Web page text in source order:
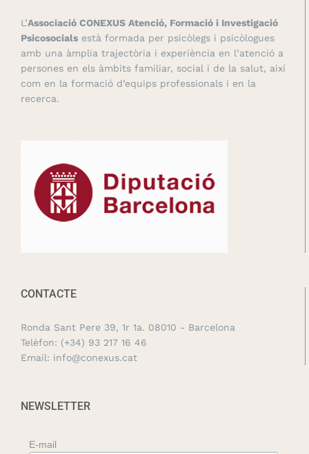
L’Associació CONEXUS Atenció, Formació i Investigació
Psicosocials està formada per psicòlegs i psicòlogues
amb una àmplia trajectòria i experiència en l’atenció a
persones en els àmbits familiar, social i de la salut, així
com en la formació d’equips professionals i en la
recerca.
CONTACTE
Ronda Sant Pere 39, 1r 1a. 08010 - Barcelona
Telèfon: (+34) 93 217 16 46
Email: info@conexus.cat
NEWSLETTER
E-mail